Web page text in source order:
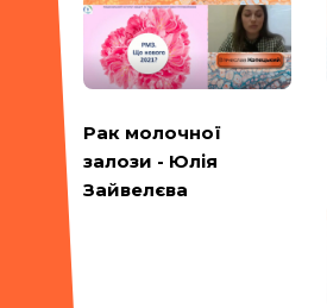
Рак молочної
залози - Юлія
Зайвелєва